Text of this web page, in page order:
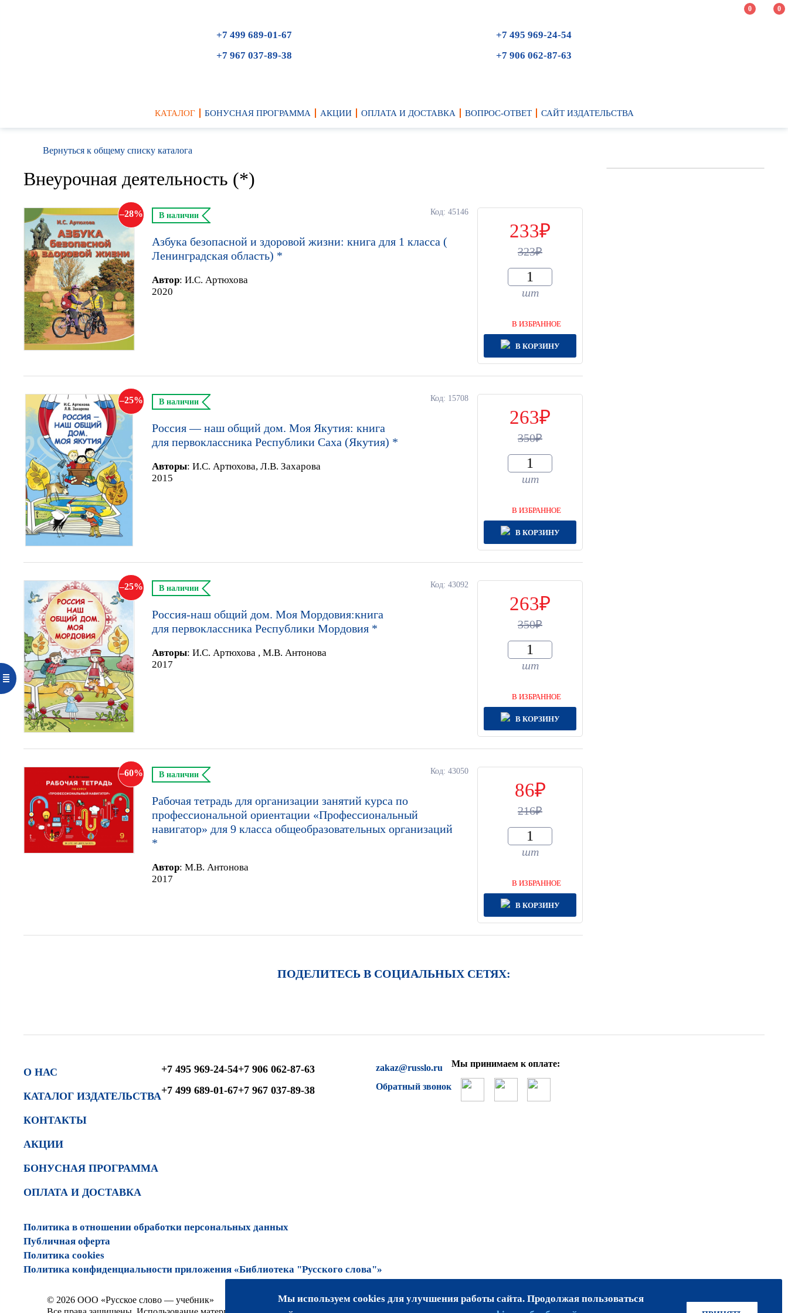
0 0
+7 499 689-01-67
+7 967 037-89-38
+7 495 969-24-54
+7 906 062-87-63
КАТАЛОГ БОНУСНАЯ ПРОГРАММА АКЦИИ ОПЛАТА И ДОСТАВКА ВОПРОС-ОТВЕТ САЙТ ИЗДАТЕЛЬСТВА
Вернуться к общему списку каталога
Внеурочная деятельность (*)
28 Код: 45146
В наличии
Азбука безопасной и здоровой жизни: книга для 1 класса (
Ленинградская область) *
Автор: И.С. Артюхова
2020
233
323
шт
В ИЗБРАННОЕ
В КОРЗИНУ
25 Код: 15708
В наличии
Россия — наш общий дом. Моя Якутия: книга
для первоклассника Республики Саха (Якутия) *
Авторы: И.С. Артюхова, Л.В. Захарова
2015
263
350
шт
В ИЗБРАННОЕ
В КОРЗИНУ
25 Код: 43092
В наличии
Россия-наш общий дом. Моя Мордовия:книга
для первоклассника Республики Мордовия *
Авторы: И.С. Артюхова , М.В. Антонова
2017
263
350
шт
В ИЗБРАННОЕ
В КОРЗИНУ
60 Код: 43050
В наличии
Рабочая тетрадь для организации занятий курса по
профессиональной ориентации «Профессиональный
навигатор» для 9 класса общеобразовательных организаций
*
Автор: М.В. Антонова
2017
86
216
шт
В ИЗБРАННОЕ
В КОРЗИНУ
ПОДЕЛИТЕСЬ В СОЦИАЛЬНЫХ СЕТЯХ:
О НАС
КАТАЛОГ ИЗДАТЕЛЬСТВА
КОНТАКТЫ
АКЦИИ
БОНУСНАЯ ПРОГРАММА
ОПЛАТА И ДОСТАВКА
+7 495 969-24-54
+7 499 689-01-67
+7 906 062-87-63
+7 967 037-89-38
zakaz@russlo.ru
Обратный звонок
Мы принимаем к оплате:
Политика в отношении обработки персональных данных
Публичная оферта
Политика cookies
Политика конфиденциальности приложения «Библиотека "Русского слова"»
© 2026 ООО «Русское слово — учебник»
ПРИСОЕДИНЯЙТЕСЬ!
Мы используем cookies для улучшения работы сайта. Продолжая пользоваться